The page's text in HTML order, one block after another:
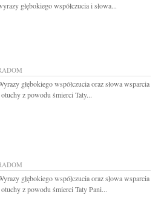
głębokiego współczucia i słowa...
głębokiego współczucia oraz słowa wsparcia
z powodu śmierci Taty...
głębokiego współczucia oraz słowa wsparcia
z powodu śmierci Taty Pani...